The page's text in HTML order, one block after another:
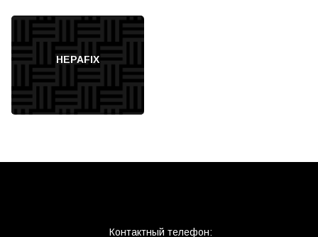
HEPAFIX
Контактный телефон: